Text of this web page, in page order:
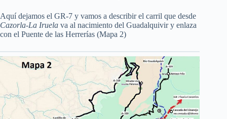
Aquí dejamos el GR-7 y vamos a describir el carril que desde
Cazorla-La Iruela va al nacimiento del Guadalquivir y enlaza
con el Puente de las Herrerías (Mapa 2)